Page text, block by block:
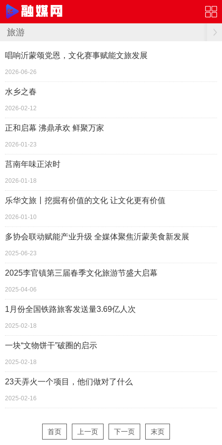
旅游
唱响沂蒙颂党恩，文化赛事赋能文旅发展
2026-06-26
水乡之春
2026-02-12
正和启幕 沸鼎承欢 鲜聚万家
2026-01-23
莒南年味正浓时
2026-01-18
乐华文旅丨挖掘有价值的文化 让文化更有价值
2026-01-10
多协会联动赋能产业升级 全媒体聚焦沂蒙美食新发展
2025-06-23
2025李官镇第三届春季文化旅游节盛大启幕
2025-04-06
1月份全国铁路旅客发送量3.69亿人次
2025-02-18
一块“文物饼干”破圈的启示
2025-02-18
23天弄火一个项目，他们做对了什么
2025-02-16
首页 上一页 下一页 末页